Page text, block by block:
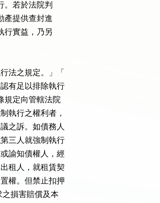
。若於法院判
產提供查封進
行實益，乃另
法之規定。」「
認有足以排除執行
規定向管轄法院
執行之權利者，
議之訴。如債務人
第三人就強制執行
或諭知債權人，經
出租人，就租賃契
置權。但禁止扣押
之損害賠償及本